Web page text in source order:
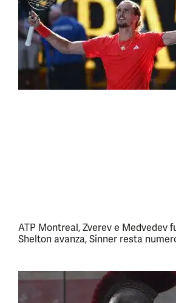
ATP Montreal, Zverev e Medvedev
Shelton avanza, Sinner resta